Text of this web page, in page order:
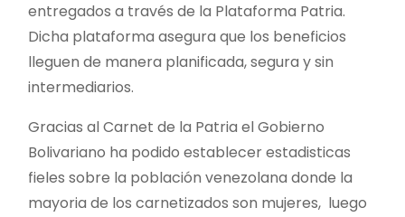
entregados a través de la Plataforma Patria.
Dicha plataforma asegura que los beneficios
lleguen de manera planificada, segura y sin
intermediarios.
Gracias al Carnet de la Patria el Gobierno
Bolivariano ha podido establecer estadisticas
fieles sobre la población venezolana donde la
mayoria de los carnetizados son mujeres, luego